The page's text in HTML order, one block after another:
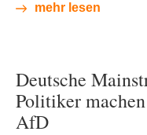
mehr lesen
Deutsche
Politiker
AfD